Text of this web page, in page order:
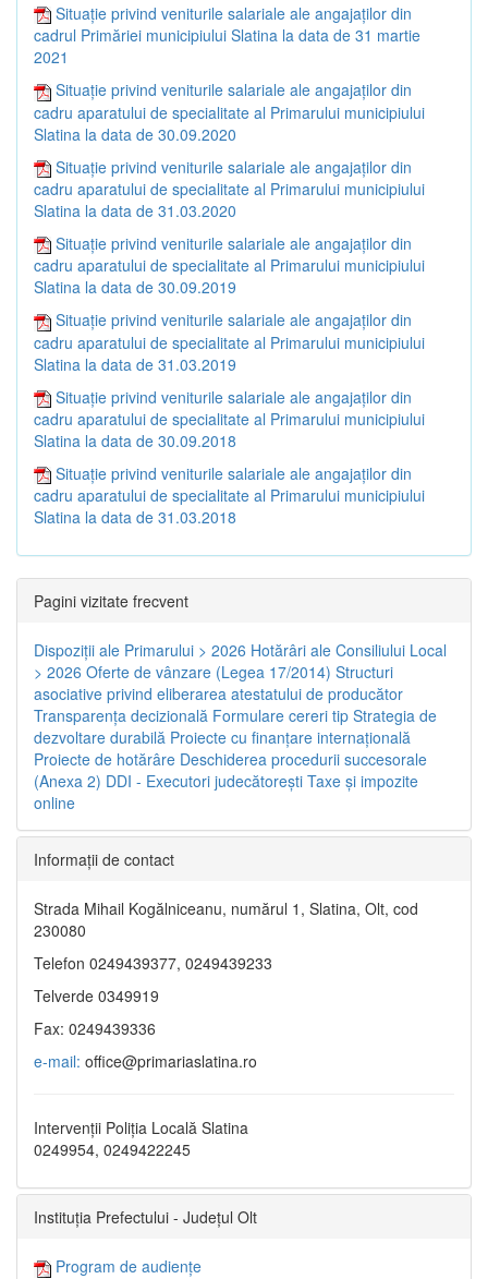
Situație privind veniturile salariale ale angajaților din
cadrul Primăriei municipiului Slatina la data de 31 martie
2021
Situație privind veniturile salariale ale angajaților din
cadru aparatului de specialitate al Primarului municipiului
Slatina la data de 30.09.2020
Situație privind veniturile salariale ale angajaților din
cadru aparatului de specialitate al Primarului municipiului
Slatina la data de 31.03.2020
Situație privind veniturile salariale ale angajaților din
cadru aparatului de specialitate al Primarului municipiului
Slatina la data de 30.09.2019
Situație privind veniturile salariale ale angajaților din
cadru aparatului de specialitate al Primarului municipiului
Slatina la data de 31.03.2019
Situație privind veniturile salariale ale angajaților din
cadru aparatului de specialitate al Primarului municipiului
Slatina la data de 30.09.2018
Situație privind veniturile salariale ale angajaților din
cadru aparatului de specialitate al Primarului municipiului
Slatina la data de 31.03.2018
Pagini vizitate frecvent
Dispoziţii ale Primarului > 2026 Hotărâri ale Consiliului Local
> 2026 Oferte de vânzare (Legea 17/2014) Structuri
asociative privind eliberarea atestatului de producător
Transparenţa decizională Formulare cereri tip Strategia de
dezvoltare durabilă Proiecte cu finanţare internaţională
Proiecte de hotărâre Deschiderea procedurii succesorale
(Anexa 2) DDI - Executori judecătorești Taxe şi impozite
online
Informaţii de contact
Strada Mihail Kogălniceanu, numărul 1, Slatina, Olt, cod
230080
Telefon 0249439377, 0249439233
Telverde 0349919
Fax: 0249439336
e-mail: office@primariaslatina.ro
Intervenții Poliția Locală Slatina
0249954, 0249422245
Instituția Prefectului - Județul Olt
Program de audiențe